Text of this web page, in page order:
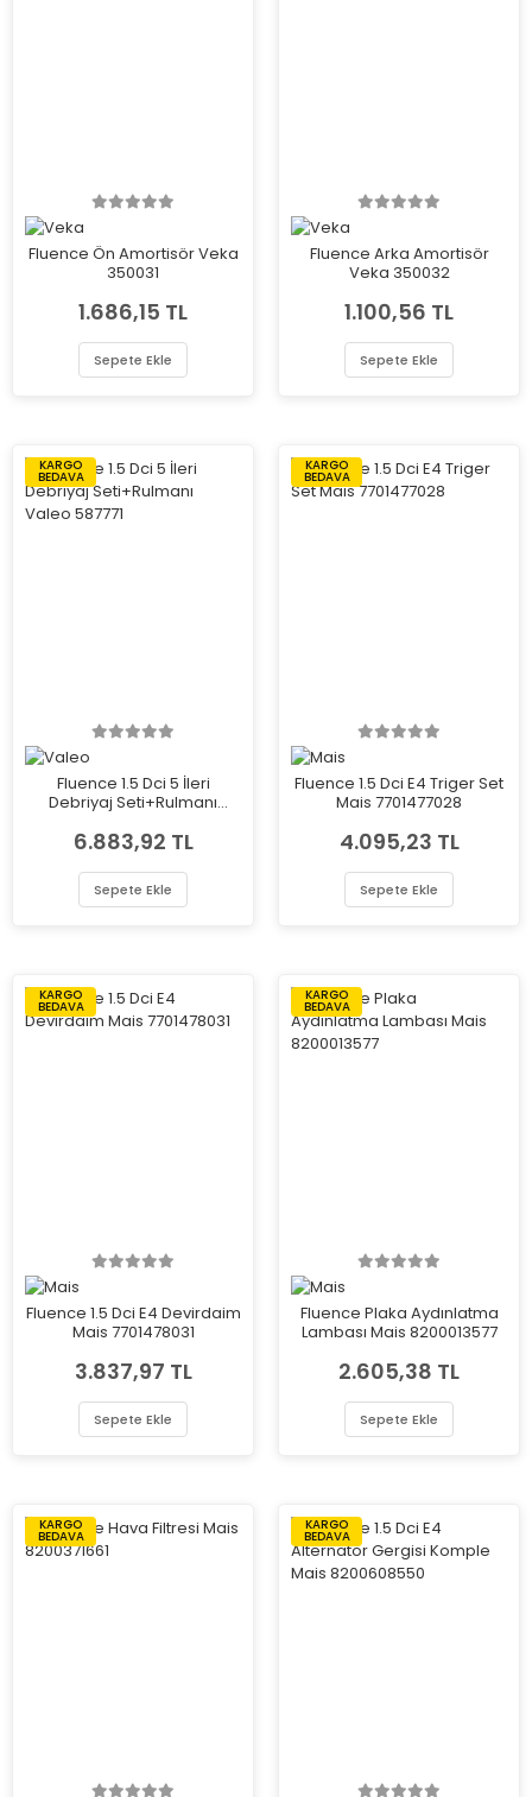
Fluence Ön Amortisör Veka
350031
1.686,15 TL
Sepete Ekle
Fluence Arka Amortisör
Veka 350032
1.100,56 TL
Sepete Ekle
KARGO
BEDAVA
Fluence 1.5 Dci 5 İleri
Debriyaj Seti+Rulmanı
6.883,92 TL
Sepete Ekle
KARGO
BEDAVA
Fluence 1.5 Dci E4 Triger Set
Mais 7701477028
4.095,23 TL
Sepete Ekle
KARGO
BEDAVA
Fluence 1.5 Dci E4 Devirdaim
Mais 7701478031
3.837,97 TL
Sepete Ekle
KARGO
BEDAVA
Fluence Plaka Aydınlatma
Lambası Mais 8200013577
2.605,38 TL
Sepete Ekle
KARGO
BEDAVA
KARGO
BEDAVA